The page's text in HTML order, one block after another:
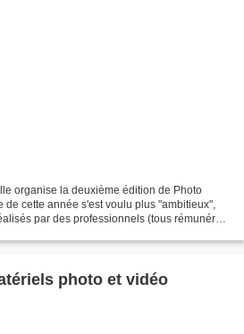
organise la deuxième édition de Photo
de cette année s'est voulu plus "ambitieux",
par des professionnels (tous rémunérés
photo et vidéo